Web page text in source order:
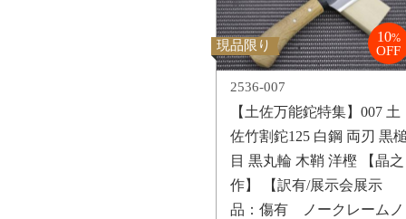
現品限り
10%
OFF
2536-007
【土佐万能鉈特集】007 土
佐竹割鉈125 白鋼 両刃 黒
目 黒丸輪 木鞘 洋樫 【晶之
作】 【訳有/展示会展示
品：傷有 ノークレームノ